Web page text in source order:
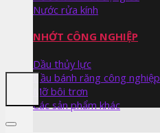
Nước rửa kính
NHỚT CÔNG NGHIỆP
Dầu thủy lực
Dầu bánh răng công nghiệp
Mỡ bôi trơn
Các sản phẩm khác